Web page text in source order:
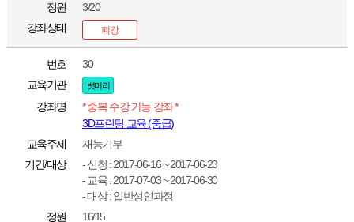
정원
3/20
강좌상태
폐강
번호
30
교육기관
뱃머리
강좌명
* 중복 수강 가능 강좌 *
3D프린팅 교육 (중급)
교육주제
재능기부
기간/대상
- 신청 : 2017-06-16 ~ 2017-06-23
- 교육 : 2017-07-03 ~ 2017-06-30
- 대상 : 일반성인과정
정원
16/15